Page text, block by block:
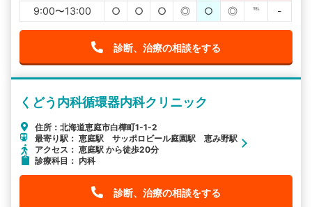
9:00〜13:00
○ ○ ○ ◎ ○ ◎ ℡ -
診断、治療の相談をする
くどう内科循環器内科クリニック
住所：北海道恵庭市白樺町1-1-2
最寄り駅： 恵庭駅 サッポロビール庭園駅 恵み野駅
アクセス： 恵庭駅 から徒歩20分
診療科目： 内科
診断、治療の相談をする